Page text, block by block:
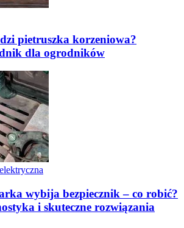
pietruszka korzeniowa?
dla ogrodników
wybija bezpiecznik – co robić?
i skuteczne rozwiązania